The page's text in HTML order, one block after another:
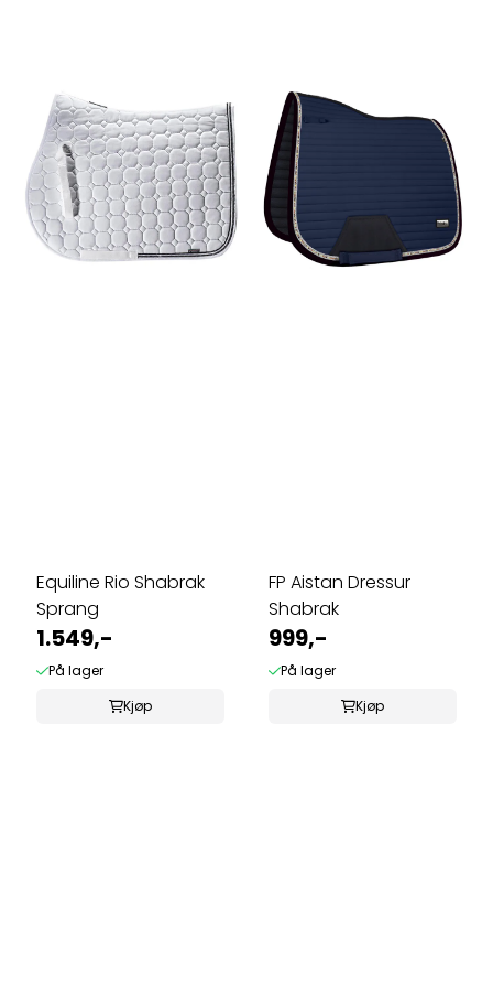
Equiline Rio Shabrak
Sprang
1.549,-
På lager
Kjøp
FP Aistan Dressur
Shabrak
999,-
På lager
Kjøp